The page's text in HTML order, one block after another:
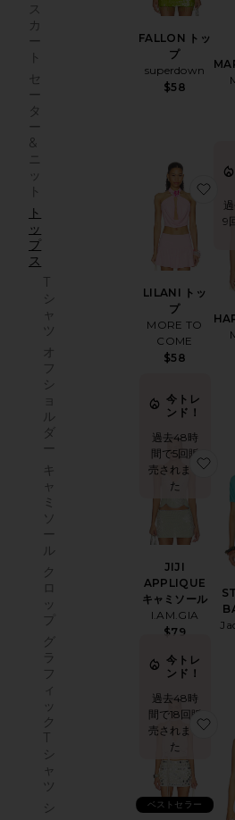
ス
カ
ー
ト
セ
ー
タ
ー
&
ニ
ッ
ト
ト
ッ
プ
ス
T
シ
ャ
ツ
オ
フ
シ
ル
ダ
ー
キ
ャ
ミ
ソ
ー
ル
ク
ロ
ッ
プ
グ
ラ
フ
ィ
ッ
ク
T
シ
ャ
ツ
シ
FALLON トッ
プ
superdown
$58
LILANI トッ
プ
MORE TO
COME
$58
9
今トレ
ンド！
過去48時
間で5回販
売されまし
た
JIJI
APPLIQUE
キャミソール
I.AM.GIA
$79
今トレ
ンド！
過去48時
間で18回販
売されまし
た
ベストセラー